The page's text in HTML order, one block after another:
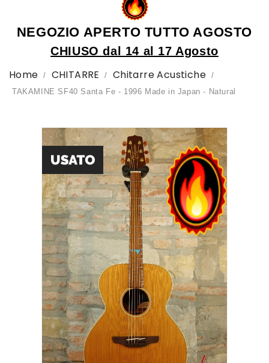
NEGOZIO APERTO TUTTO AGOSTO
CHIUSO dal 14 al 17 Agosto
Home CHITARRE Chitarre Acustiche
TAKAMINE SF40 Santa Fe - 1996 Made in Japan - Natural